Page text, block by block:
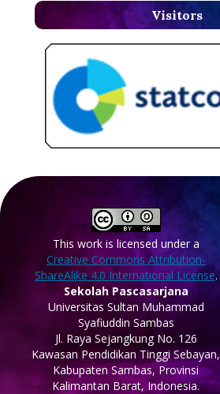
Visitors
This work is licensed under a
Creative Commons Attribution-
ShareAlike 4.0 International License.
Sekolah Pascasarjana
Universitas Sultan Muhammad
Syafiuddin Sambas
Jl. Raya Sejangkung No. 126
Kawasan Pendidikan Tinggi Sebayan,
Kabupaten Sambas, Provinsi
Kalimantan Barat, Indonesia.